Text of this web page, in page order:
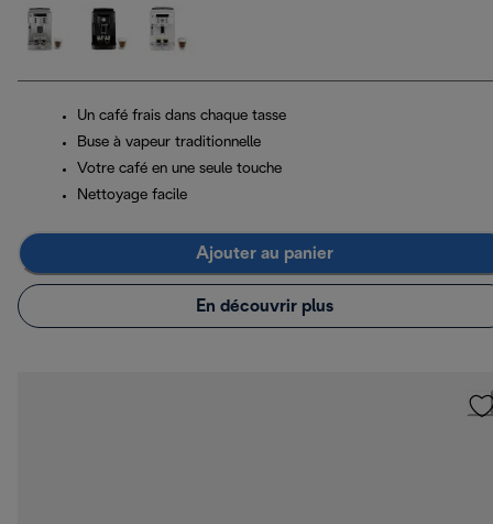
Un café frais dans chaque tasse
Buse à vapeur traditionnelle
Votre café en une seule touche
Nettoyage facile
Ajouter au panier
En découvrir plus